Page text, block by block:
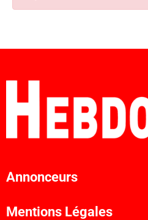
Annonceurs
Mentions Légales